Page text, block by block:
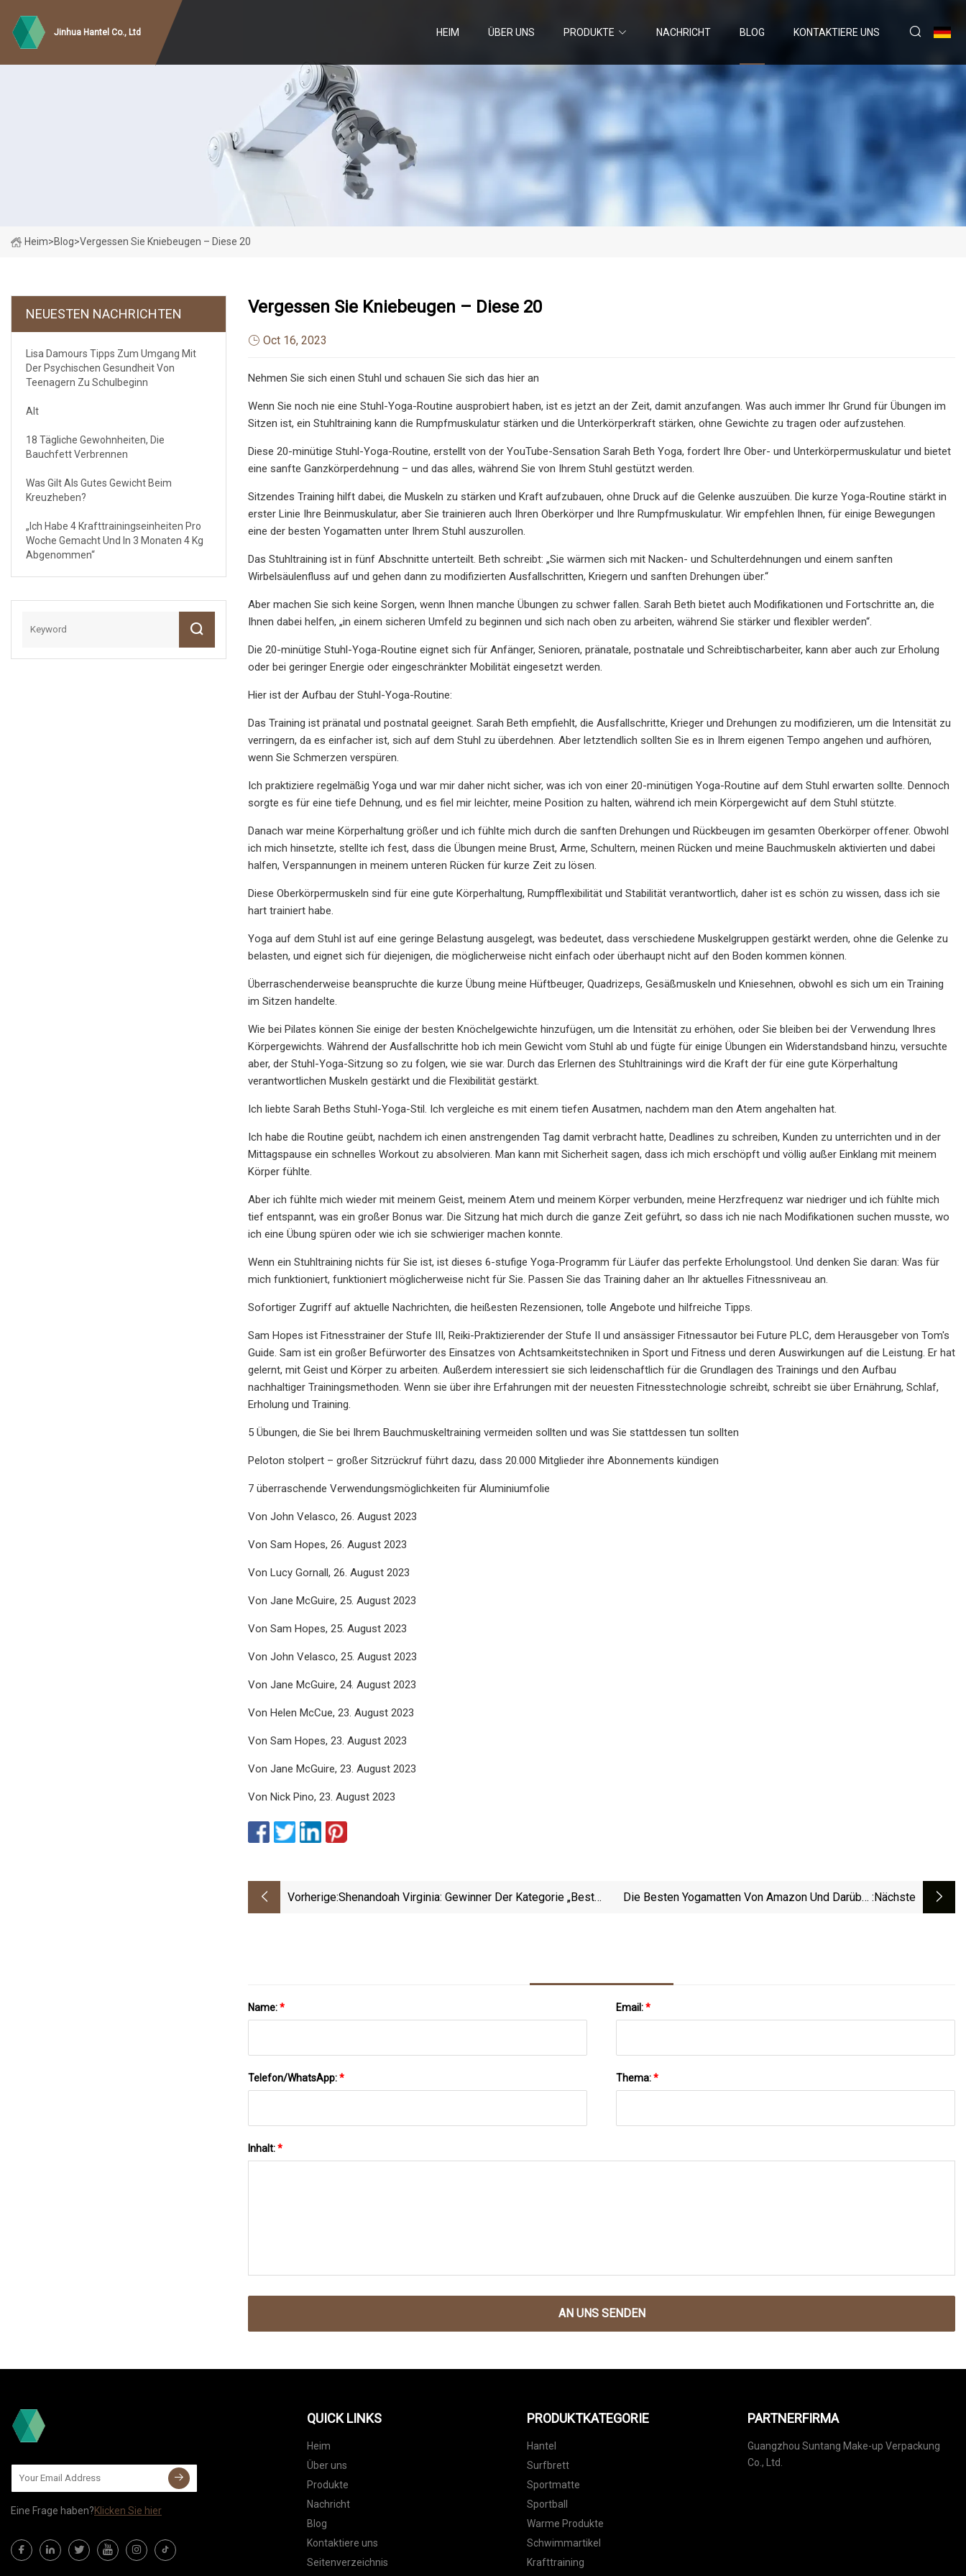
Jinhua Hantel Co., Ltd HEIM ÜBER UNS PRODUKTE NACHRICHT BLOG KONTAKTIERE UNS
Heim>Blog>Vergessen Sie Kniebeugen – Diese 20
NEUESTEN NACHRICHTEN
Lisa Damours Tipps Zum Umgang Mit
Der Psychischen Gesundheit Von
Teenagern Zu Schulbeginn
Alt
18 Tägliche Gewohnheiten, Die
Bauchfett Verbrennen
Was Gilt Als Gutes Gewicht Beim
Kreuzheben?
„Ich Habe 4 Krafttrainingseinheiten Pro
Woche Gemacht Und In 3 Monaten 4 Kg
Abgenommen“
Vergessen Sie Kniebeugen – Diese 20
Oct 16, 2023
Nehmen Sie sich einen Stuhl und schauen Sie sich das hier an
Wenn Sie noch nie eine Stuhl-Yoga-Routine ausprobiert haben, ist es jetzt an der Zeit, damit anzufangen. Was auch immer Ihr Grund für Übungen im
Sitzen ist, ein Stuhltraining kann die Rumpfmuskulatur stärken und die Unterkörperkraft stärken, ohne Gewichte zu tragen oder aufzustehen.
Diese 20-minütige Stuhl-Yoga-Routine, erstellt von der YouTube-Sensation Sarah Beth Yoga, fordert Ihre Ober- und Unterkörpermuskulatur und bietet
eine sanfte Ganzkörperdehnung – und das alles, während Sie von Ihrem Stuhl gestützt werden.
Sitzendes Training hilft dabei, die Muskeln zu stärken und Kraft aufzubauen, ohne Druck auf die Gelenke auszuüben. Die kurze Yoga-Routine stärkt in
erster Linie Ihre Beinmuskulatur, aber Sie trainieren auch Ihren Oberkörper und Ihre Rumpfmuskulatur. Wir empfehlen Ihnen, für einige Bewegungen
eine der besten Yogamatten unter Ihrem Stuhl auszurollen.
Das Stuhltraining ist in fünf Abschnitte unterteilt. Beth schreibt: „Sie wärmen sich mit Nacken- und Schulterdehnungen und einem sanften
Wirbelsäulenfluss auf und gehen dann zu modifizierten Ausfallschritten, Kriegern und sanften Drehungen über.“
Aber machen Sie sich keine Sorgen, wenn Ihnen manche Übungen zu schwer fallen. Sarah Beth bietet auch Modifikationen und Fortschritte an, die
Ihnen dabei helfen, „in einem sicheren Umfeld zu beginnen und sich nach oben zu arbeiten, während Sie stärker und flexibler werden“.
Die 20-minütige Stuhl-Yoga-Routine eignet sich für Anfänger, Senioren, pränatale, postnatale und Schreibtischarbeiter, kann aber auch zur Erholung
oder bei geringer Energie oder eingeschränkter Mobilität eingesetzt werden.
Hier ist der Aufbau der Stuhl-Yoga-Routine:
Das Training ist pränatal und postnatal geeignet. Sarah Beth empfiehlt, die Ausfallschritte, Krieger und Drehungen zu modifizieren, um die Intensität zu
verringern, da es einfacher ist, sich auf dem Stuhl zu überdehnen. Aber letztendlich sollten Sie es in Ihrem eigenen Tempo angehen und aufhören,
wenn Sie Schmerzen verspüren.
Ich praktiziere regelmäßig Yoga und war mir daher nicht sicher, was ich von einer 20-minütigen Yoga-Routine auf dem Stuhl erwarten sollte. Dennoch
sorgte es für eine tiefe Dehnung, und es fiel mir leichter, meine Position zu halten, während ich mein Körpergewicht auf dem Stuhl stützte.
Danach war meine Körperhaltung größer und ich fühlte mich durch die sanften Drehungen und Rückbeugen im gesamten Oberkörper offener. Obwohl
ich mich hinsetzte, stellte ich fest, dass die Übungen meine Brust, Arme, Schultern, meinen Rücken und meine Bauchmuskeln aktivierten und dabei
halfen, Verspannungen in meinem unteren Rücken für kurze Zeit zu lösen.
Diese Oberkörpermuskeln sind für eine gute Körperhaltung, Rumpfflexibilität und Stabilität verantwortlich, daher ist es schön zu wissen, dass ich sie
hart trainiert habe.
Yoga auf dem Stuhl ist auf eine geringe Belastung ausgelegt, was bedeutet, dass verschiedene Muskelgruppen gestärkt werden, ohne die Gelenke zu
belasten, und eignet sich für diejenigen, die möglicherweise nicht einfach oder überhaupt nicht auf den Boden kommen können.
Überraschenderweise beanspruchte die kurze Übung meine Hüftbeuger, Quadrizeps, Gesäßmuskeln und Kniesehnen, obwohl es sich um ein Training
im Sitzen handelte.
Wie bei Pilates können Sie einige der besten Knöchelgewichte hinzufügen, um die Intensität zu erhöhen, oder Sie bleiben bei der Verwendung Ihres
Körpergewichts. Während der Ausfallschritte hob ich mein Gewicht vom Stuhl ab und fügte für einige Übungen ein Widerstandsband hinzu, versuchte
aber, der Stuhl-Yoga-Sitzung so zu folgen, wie sie war. Durch das Erlernen des Stuhltrainings wird die Kraft der für eine gute Körperhaltung
verantwortlichen Muskeln gestärkt und die Flexibilität gestärkt.
Ich liebte Sarah Beths Stuhl-Yoga-Stil. Ich vergleiche es mit einem tiefen Ausatmen, nachdem man den Atem angehalten hat.
Ich habe die Routine geübt, nachdem ich einen anstrengenden Tag damit verbracht hatte, Deadlines zu schreiben, Kunden zu unterrichten und in der
Mittagspause ein schnelles Workout zu absolvieren. Man kann mit Sicherheit sagen, dass ich mich erschöpft und völlig außer Einklang mit meinem
Körper fühlte.
Aber ich fühlte mich wieder mit meinem Geist, meinem Atem und meinem Körper verbunden, meine Herzfrequenz war niedriger und ich fühlte mich
tief entspannt, was ein großer Bonus war. Die Sitzung hat mich durch die ganze Zeit geführt, so dass ich nie nach Modifikationen suchen musste, wo
ich eine Übung spüren oder wie ich sie schwieriger machen konnte.
Wenn ein Stuhltraining nichts für Sie ist, ist dieses 6-stufige Yoga-Programm für Läufer das perfekte Erholungstool. Und denken Sie daran: Was für
mich funktioniert, funktioniert möglicherweise nicht für Sie. Passen Sie das Training daher an Ihr aktuelles Fitnessniveau an.
Sofortiger Zugriff auf aktuelle Nachrichten, die heißesten Rezensionen, tolle Angebote und hilfreiche Tipps.
Sam Hopes ist Fitnesstrainer der Stufe III, Reiki-Praktizierender der Stufe II und ansässiger Fitnessautor bei Future PLC, dem Herausgeber von Tom's
Guide. Sam ist ein großer Befürworter des Einsatzes von Achtsamkeitstechniken in Sport und Fitness und deren Auswirkungen auf die Leistung. Er hat
gelernt, mit Geist und Körper zu arbeiten. Außerdem interessiert sie sich leidenschaftlich für die Grundlagen des Trainings und den Aufbau
nachhaltiger Trainingsmethoden. Wenn sie über ihre Erfahrungen mit der neuesten Fitnesstechnologie schreibt, schreibt sie über Ernährung, Schlaf,
Erholung und Training.
5 Übungen, die Sie bei Ihrem Bauchmuskeltraining vermeiden sollten und was Sie stattdessen tun sollten
Peloton stolpert – großer Sitzrückruf führt dazu, dass 20.000 Mitglieder ihre Abonnements kündigen
7 überraschende Verwendungsmöglichkeiten für Aluminiumfolie
Von John Velasco, 26. August 2023
Von Sam Hopes, 26. August 2023
Von Lucy Gornall, 26. August 2023
Von Jane McGuire, 25. August 2023
Von Sam Hopes, 25. August 2023
Von John Velasco, 25. August 2023
Von Jane McGuire, 24. August 2023
Von Helen McCue, 23. August 2023
Von Sam Hopes, 23. August 2023
Von Jane McGuire, 23. August 2023
Von Nick Pino, 23. August 2023
Vorherige:Shenandoah Virginia: Gewinner Der Kategorie „Best
Die Besten Yogamatten Von Amazon Und Darüber :nächste
Name:* Email:*
Telefon/WhatsApp:* Thema:*
Inhalt:*
AN UNS SENDEN
Eine Frage haben?Klicken Sie hier
QUICK LINKS
Heim
Über uns
Produkte
Nachricht
Blog
Kontaktiere uns
Seitenverzeichnis
PRODUKTKATEGORIE
Hantel
Surfbrett
Sportmatte
Sportball
Warme Produkte
Schwimmartikel
Krafttraining
PARTNERFIRMA
Guangzhou Suntang Make-up Verpackung
Co., Ltd.